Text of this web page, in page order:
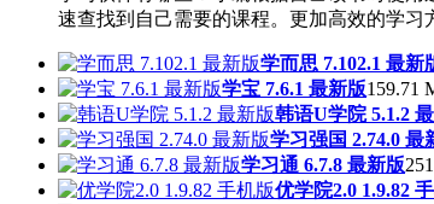
速查找到自己需要的课程。更加高效的学习
学而思 7.102.1 最新
学宝 7.6.1 最新版159.71
韩语U学院 5.1.2
学习强国 2.74.0 最
学习通 6.7.8 最新版
优学院2.0 1.9.82